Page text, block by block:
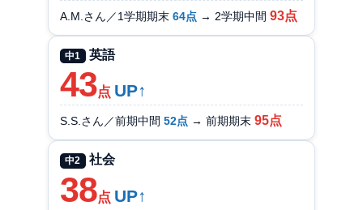
A.M.さん／1学期期末 64点→ 2学期中間 93点
中1 英語
43点 UP↑
S.S.さん／前期中間 52点→ 前期期末 95点
中2 社会
38点 UP↑